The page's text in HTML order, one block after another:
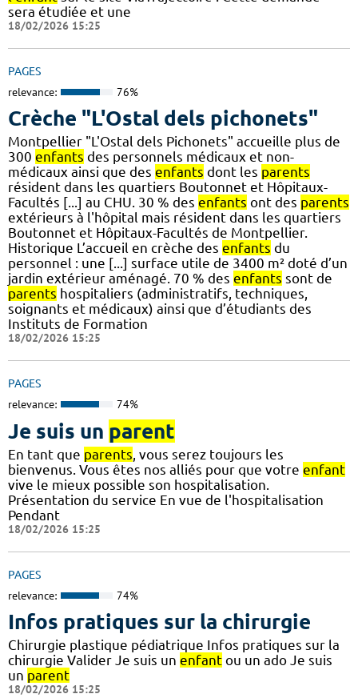
sera étudiée et une
18/02/2026 15:25
PAGES
relevance: 76%
Crèche "L'Ostal dels pichonets"
Montpellier "L'Ostal dels Pichonets" accueille plus de
300 enfants des personnels médicaux et non-
médicaux ainsi que des enfants dont les parents
résident dans les quartiers Boutonnet et Hôpitaux-
Facultés [...] au CHU. 30 % des enfants ont des parents
extérieurs à l'hôpital mais résident dans les quartiers
Boutonnet et Hôpitaux-Facultés de Montpellier.
Historique L’accueil en crèche des enfants du
personnel : une [...] surface utile de 3400 m² doté d’un
jardin extérieur aménagé. 70 % des enfants sont de
parents hospitaliers (administratifs, techniques,
soignants et médicaux) ainsi que d’étudiants des
Instituts de Formation
18/02/2026 15:25
PAGES
relevance: 74%
Je suis un parent
En tant que parents , vous serez toujours les
bienvenus. Vous êtes nos alliés pour que votre enfant
vive le mieux possible son hospitalisation.
Présentation du service En vue de l'hospitalisation
Pendant
18/02/2026 15:25
PAGES
relevance: 74%
Infos pratiques sur la chirurgie
Chirurgie plastique pédiatrique Infos pratiques sur la
chirurgie Valider Je suis un enfant ou un ado Je suis
un parent
18/02/2026 15:25